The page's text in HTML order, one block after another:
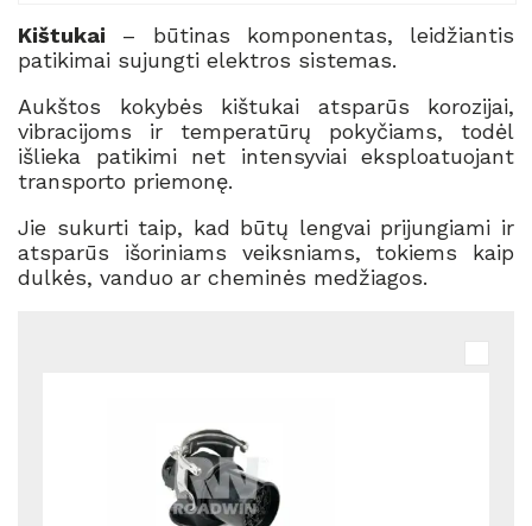
Kištukai – būtinas komponentas, leidžiantis
patikimai sujungti elektros sistemas.
Aukštos kokybės kištukai atsparūs korozijai,
vibracijoms ir temperatūrų pokyčiams, todėl
išlieka patikimi net intensyviai eksploatuojant
transporto priemonę.
Jie sukurti taip, kad būtų lengvai prijungiami ir
atsparūs išoriniams veiksniams, tokiems kaip
dulkės, vanduo ar cheminės medžiagos.